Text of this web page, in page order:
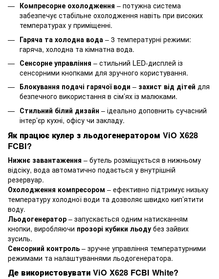
Компресорне охолодження – потужна система
забезпечує стабільне охолодження навіть при високих
температурах у приміщенні.
Гаряча та холодна вода – 3 температурні режими:
гаряча, холодна та кімнатна вода.
Сенсорне управління – стильний LED-дисплей із
сенсорними кнопками для зручного користування.
Блокування подачі гарячої води – захист від дітей для
безпечного використання в сім’ях із малюками.
Стильний білий дизайн – ідеально доповнить сучасний
інтер’єр кухні, офісу чи закладу.
Як працює кулер з льодогенератором ViO X628
FCBI?
Нижнє завантаження – бутель розміщується в нижньому
відсіку, вода автоматично подається у внутрішній
резервуар.
Охолодження компресором – ефективно підтримує низьку
температуру холодної води та дозволяє швидко кип’ятити
воду.
Льодогенератор – запускається одним натисканням
кнопки, виробляючи прозорі кубики льоду без зайвих
зусиль.
Сенсорний контроль – зручне управління температурними
режимами та налаштуваннями льодогенератора.
Де використовувати ViO X628 FCBI White?